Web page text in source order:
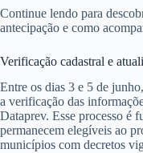
Continue lendo para
antecipação e como
Verificação cadastral e
Entre os dias 3 e 5 de
a verificação das
Dataprev. Esse processo é
permanecem elegíveis ao
municípios com decretos